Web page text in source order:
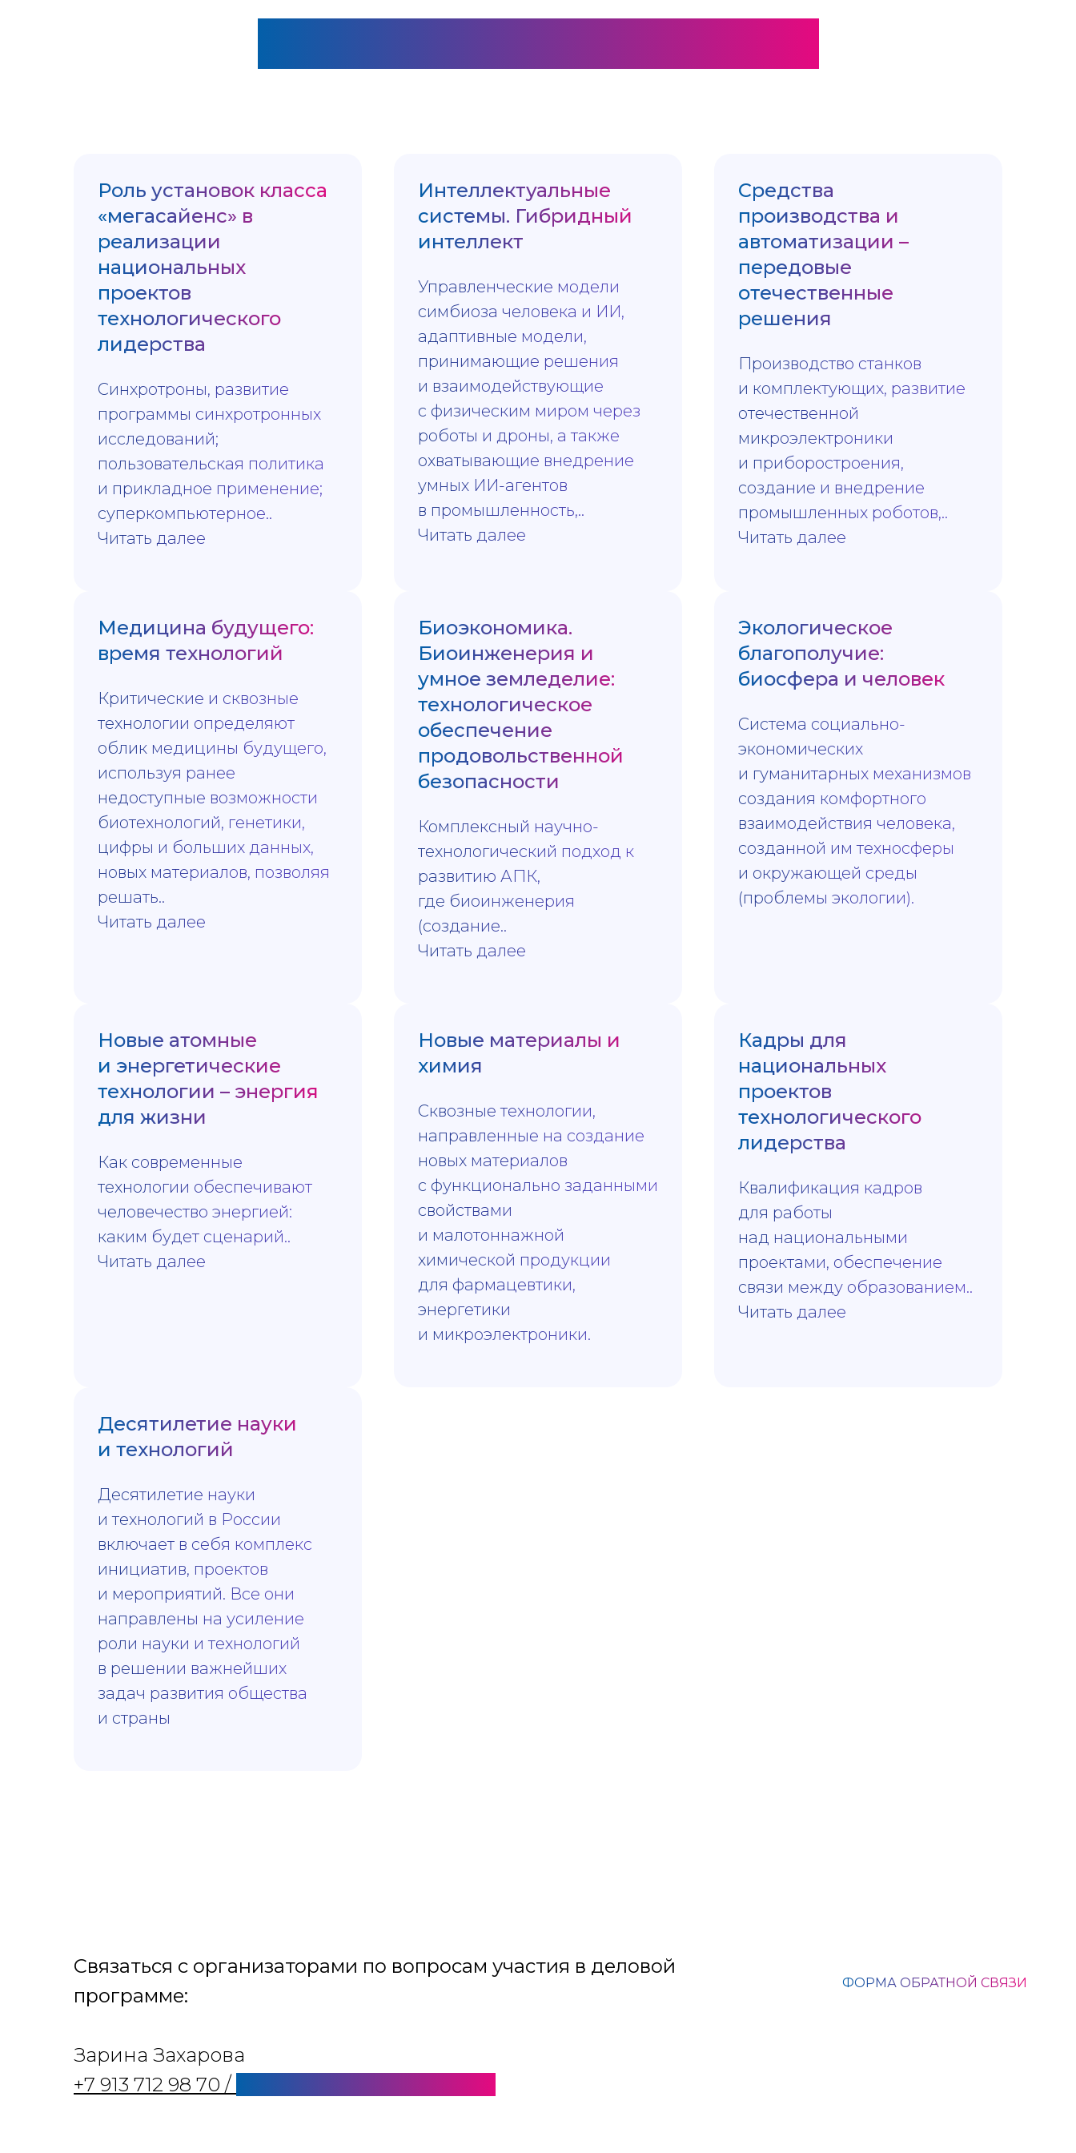
Роль установок класса
«мегасайенс» в
реализации
национальных
проектов
технологического
лидерства
Синхротроны, развитие
программы синхротронных
исследований;
пользовательская политика
и прикладное применение;
суперкомпьютерное..
Читать далее
Интеллектуальные
системы. Гибридный
интеллект
Управленческие модели
симбиоза человека и ИИ,
адаптивные модели,
принимающие решения
и взаимодействующие
с физическим миром через
роботы и дроны, а также
охватывающие внедрение
умных ИИ-агентов
в промышленность,..
Читать далее
Средства
производства и
автоматизации –
передовые
отечественные
решения
Производство станков
и комплектующих, развитие
отечественной
микроэлектроники
и приборостроения,
создание и внедрение
промышленных роботов,..
Читать далее
Медицина будущего:
время технологий
Критические и сквозные
технологии определяют
облик медицины будущего,
используя ранее
недоступные возможности
биотехнологий, генетики,
цифры и больших данных,
новых материалов, позволяя
решать..
Читать далее
Биоэкономика.
Биоинженерия и
умное земледелие:
технологическое
обеспечение
продовольственной
безопасности
Комплексный научно-
технологический подход к
развитию АПК,
где биоинженерия
(создание..
Читать далее
Экологическое
благополучие:
биосфера и человек
Система социально-
экономических
и гуманитарных механизмов
создания комфортного
взаимодействия человека,
созданной им техносферы
и окружающей среды
(проблемы экологии).
Новые атомные
и энергетические
технологии – энергия
для жизни
Как современные
технологии обеспечивают
человечество энергией:
каким будет сценарий..
Читать далее
Новые материалы и
химия
Сквозные технологии,
направленные на создание
новых материалов
с функционально заданными
свойствами
и малотоннажной
химической продукции
для фармацевтики,
энергетики
и микроэлектроники.
Кадры для
национальных
проектов
технологического
лидерства
Квалификация кадров
для работы
над национальными
проектами, обеспечение
связи между образованием..
Читать далее
Десятилетие науки
и технологий
Десятилетие науки
и технологий в России
включает в себя комплекс
инициатив, проектов
и мероприятий. Все они
направлены на усиление
роли науки и технологий
в решении важнейших
задач развития общества
и страны
Связаться с организаторами по вопросам участия в деловой
программе:
Зарина Захарова
+7 913 712 98 70 /
ФОРМА ОБРАТНОЙ СВЯЗИ